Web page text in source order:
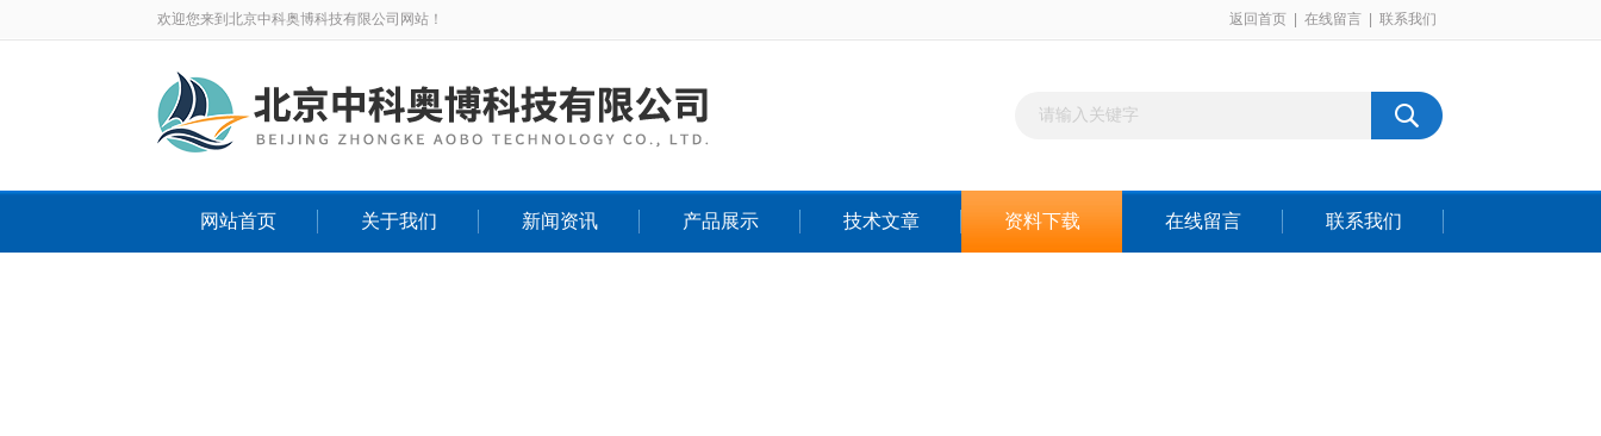
欢迎您来到北京中科奥博科技有限公司网站！ 返回首页 在线留言 联系我们
网站首页 关于我们 新闻资讯 产品展示 技术文章 资料下载 在线留言 联系我们